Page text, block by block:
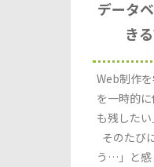
データ
き
Web制作
を一時的
も残した
そのたび
う…」と感